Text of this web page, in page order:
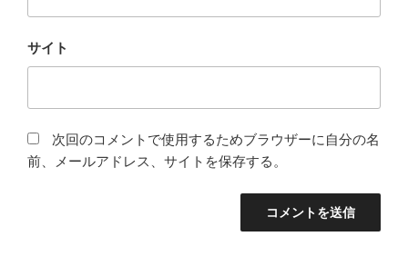
サイト
次回のコメントで使用するためブラウザーに自分の名
前、メールアドレス、サイトを保存する。